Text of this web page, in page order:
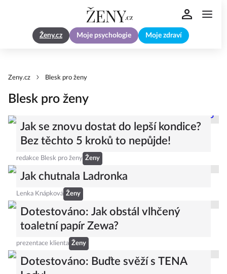
Ženy.cz Moje psychologie Moje zdraví
Zeny.cz Blesk pro ženy
Blesk pro ženy
Jak se znovu dostat do lepší kondice?
Bez těchto 5 kroků to nepůjde!
redakce Blesk pro ženy Ženy
Jak chutnala Ladronka
Lenka Knápková Ženy
Dotestováno: Jak obstál vlhčený
toaletní papír Zewa?
prezentace klienta Ženy
Dotestováno: Buďte svěží s TENA